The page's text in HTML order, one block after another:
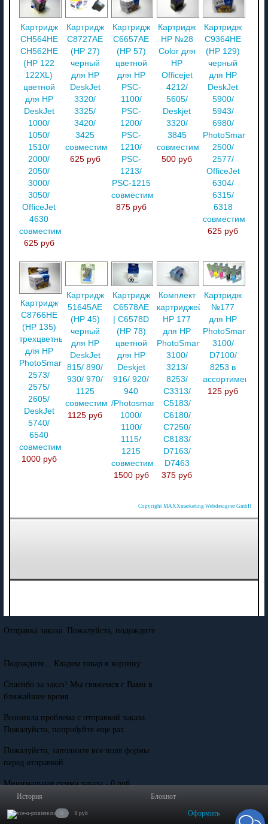
Картридж
CH564HE
CH562HE
(HP 122
122XL)
цветной
для HP
DeskJet
1000/
1050/
1510/
2000/
2050/
3000/
3050/
OfficeJet
4630
совместимый
625 руб
Картридж
C8727AE
(HP 27)
черный
для HP
DeskJet
3320/
3325/
3420/
3425
совместимый
625 руб
Картридж
C6657AE
(HP 57)
цветной
для HP
PSC-
1100/
PSC-
1200/
PSC-
1210/
PSC-
1213/
PSC-1215
совместимый
875 руб
Картридж
HP №28
Color для
HP
Officejet
4212/
5605/
Deskjet
3320/
3845
совместимый
500 руб
Картридж
C9364HE
(HP 129)
черный
для HP
DeskJet
5900/
5943/
6980/
PhotoSmart
2500/
2577/
OfficeJet
6304/
6315/
6318
совместимый
625 руб
Картридж
C8766HE
(HP 135)
трехцветный
для HP
PhotoSmart
2573/
2575/
2605/
DeskJet
5740/
6540
совместимый
1000 руб
Картридж
51645AE
(НР 45)
черный
для HP
DeskJet
815/ 890/
930/ 970/
1125
совместимый
1125 руб
Картридж
C6578AE
| C6578D
(HP 78)
цветной
для HP
Deskjet
916/ 920/
940
/Photosmart
1000/
1100/
1115/
1215
совместимый
1500 руб
Комплект
картриджей
HP 177
для HP
PhotoSmart
3100/
3213/
8253/
C3313/
C5183/
C6180/
C7250/
C8183/
D7163/
D7463
375 руб
Картридж
№177
для HP
PhotoSmart
3100/
D7100/
8253 в
ассортименте
125 руб
Copyright MAXXmarketing Webdesigner GmbH
История Блокнот
0 0 руб Оформить
Отправка заказа. Пожалуйста, подождите
Подождите... Кладем товар в корзину
Спасибо за заказ! Мы свяжемся с Вами в
ближайшее время
Возникла проблема с отправкой заказа.
Пожалуйста, попробуйте еще раз.
Пожалуйста, заполните все поля формы
перед отправкой.
Минимальная сумма заказа - 0 руб.